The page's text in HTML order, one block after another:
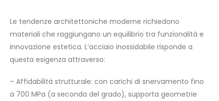
Le tendenze architettoniche moderne richiedono
materiali che raggiungano un equilibrio tra funzionalità e
innovazione estetica. L’acciaio inossidabile risponde a
questa esigenza attraverso:
– Affidabilità strutturale: con carichi di snervamento fino
a 700 MPa (a seconda del grado), supporta geometrie